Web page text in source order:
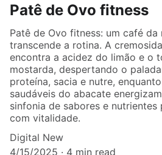
Patê de Ovo fitness
Patê de Ovo fitness: um café da
transcende a rotina. A
encontra a acidez do limão e o
mostarda, despertando o
proteína, sacia e nutre,
saudáveis do abacate
sinfonia de sabores e nutrientes
com vitalidade.
Digital New
4/15/2025
4 min read